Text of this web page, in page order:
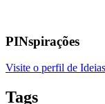
PINspirações
Visite o perfil de
Tags